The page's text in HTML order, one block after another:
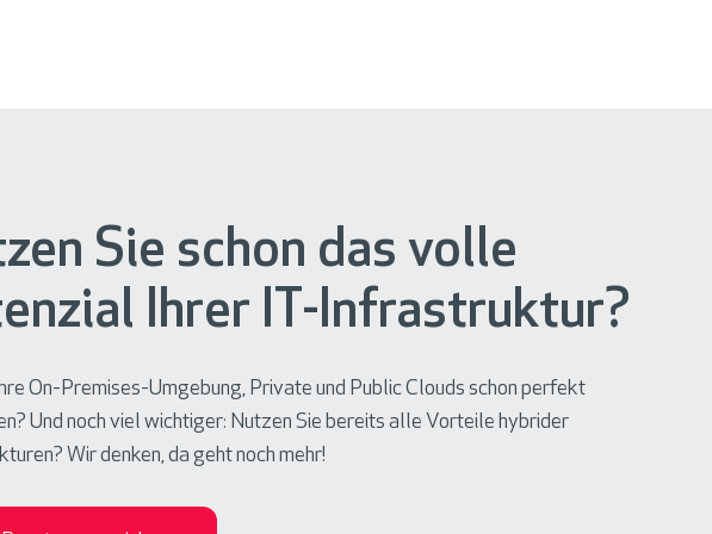
Sie schon das volle
Ihrer IT-Infrastruktur?
On-Premises-Umgebung, Private und Public Clouds schon perfekt
Und noch viel wichtiger: Nutzen Sie bereits alle Vorteile hybrider
Wir denken, da geht noch mehr!